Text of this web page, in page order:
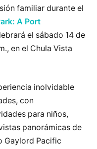
familiar durante el
A Port
el sábado 14 de
en el Chula Vista
inolvidable
con
para niños,
panorámicas de
Gaylord Pacific